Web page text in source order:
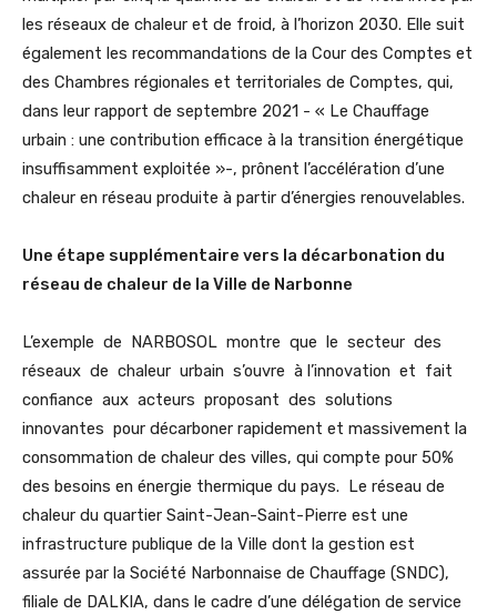
les réseaux de chaleur et de froid, à l’horizon 2030. Elle suit
également les recommandations de la Cour des Comptes et
des Chambres régionales et territoriales de Comptes, qui,
dans leur rapport de septembre 2021 - « Le Chauffage
urbain : une contribution efficace à la transition énergétique
insuffisamment exploitée »-, prônent l’accélération d’une
chaleur en réseau produite à partir d’énergies renouvelables.
Une étape supplémentaire vers la décarbonation du
réseau de chaleur de la Ville de Narbonne
L’exemple de NARBOSOL montre que le secteur des
réseaux de chaleur urbain s’ouvre à l’innovation et fait
confiance aux acteurs proposant des solutions
innovantes pour décarboner rapidement et massivement la
consommation de chaleur des villes, qui compte pour 50%
des besoins en énergie thermique du pays. Le réseau de
chaleur du quartier Saint-Jean-Saint-Pierre est une
infrastructure publique de la Ville dont la gestion est
assurée par la Société Narbonnaise de Chauffage (SNDC),
filiale de DALKIA, dans le cadre d’une délégation de service